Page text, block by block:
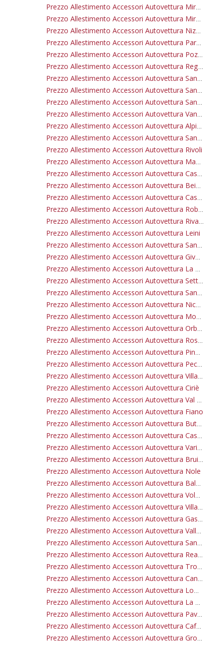
Prezzo Allestimento Accessori Autovettura Mirafiori Nord
Prezzo Allestimento Accessori Autovettura Mirafiori Sud
Prezzo Allestimento Accessori Autovettura Nizza Millefonti
Prezzo Allestimento Accessori Autovettura Parella
Prezzo Allestimento Accessori Autovettura Pozzo Strada
Prezzo Allestimento Accessori Autovettura Regio Parco Barca
Prezzo Allestimento Accessori Autovettura San Paolo
Prezzo Allestimento Accessori Autovettura San Salvario
Prezzo Allestimento Accessori Autovettura Santa Rita
Prezzo Allestimento Accessori Autovettura Vanchiglia
Prezzo Allestimento Accessori Autovettura Alpignano
Prezzo Allestimento Accessori Autovettura San Gillio
Prezzo Allestimento Accessori Autovettura Rivoli
Prezzo Allestimento Accessori Autovettura Mappano
Prezzo Allestimento Accessori Autovettura Caselle Torinese
Prezzo Allestimento Accessori Autovettura Beinasco
Prezzo Allestimento Accessori Autovettura Caselette
Prezzo Allestimento Accessori Autovettura Robassomero
Prezzo Allestimento Accessori Autovettura Rivalta Di Torino
Prezzo Allestimento Accessori Autovettura Leini
Prezzo Allestimento Accessori Autovettura San Mauro Torinese
Prezzo Allestimento Accessori Autovettura Givoletto
Prezzo Allestimento Accessori Autovettura La Cassa
Prezzo Allestimento Accessori Autovettura Settimo Torinese
Prezzo Allestimento Accessori Autovettura San Maurizio Canavese
Prezzo Allestimento Accessori Autovettura Nichelino
Prezzo Allestimento Accessori Autovettura Moncalieri
Prezzo Allestimento Accessori Autovettura Orbassano
Prezzo Allestimento Accessori Autovettura Rosta
Prezzo Allestimento Accessori Autovettura Pino Torinese
Prezzo Allestimento Accessori Autovettura Pecetto Torinese
Prezzo Allestimento Accessori Autovettura Villarbasse
Prezzo Allestimento Accessori Autovettura Ciriè
Prezzo Allestimento Accessori Autovettura Val Della Torre
Prezzo Allestimento Accessori Autovettura Fiano
Prezzo Allestimento Accessori Autovettura Buttigliera Alta
Prezzo Allestimento Accessori Autovettura Castiglione Torinese
Prezzo Allestimento Accessori Autovettura Varisella
Prezzo Allestimento Accessori Autovettura Bruino
Prezzo Allestimento Accessori Autovettura Nole
Prezzo Allestimento Accessori Autovettura Baldissero Torinese
Prezzo Allestimento Accessori Autovettura Volpiano
Prezzo Allestimento Accessori Autovettura Villanova Canavese
Prezzo Allestimento Accessori Autovettura Gassino Torinese
Prezzo Allestimento Accessori Autovettura Vallo Torinese
Prezzo Allestimento Accessori Autovettura Sangano
Prezzo Allestimento Accessori Autovettura Reano
Prezzo Allestimento Accessori Autovettura Trofarello
Prezzo Allestimento Accessori Autovettura Candiolo
Prezzo Allestimento Accessori Autovettura Lombardore
Prezzo Allestimento Accessori Autovettura La Loggia
Prezzo Allestimento Accessori Autovettura Pavarolo
Prezzo Allestimento Accessori Autovettura Cafasse
Prezzo Allestimento Accessori Autovettura Grosso